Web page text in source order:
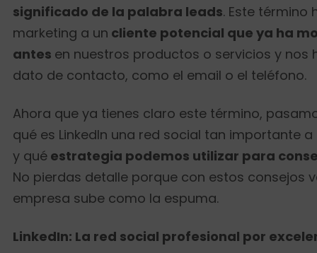
significado de la palabra leads. Este término
marketing a un cliente potencial que ya ha
antes en nuestros productos o servicios y nos
dato de contacto, como el email o el teléfono.
Ahora que ya tienes claro este término,
qué es LinkedIn una red social tan importante
y quéestrategia podemos utilizar para
No pierdas detalle porque con estos consejos
empresa sube como la espuma.
LinkedIn: La red social profesional por